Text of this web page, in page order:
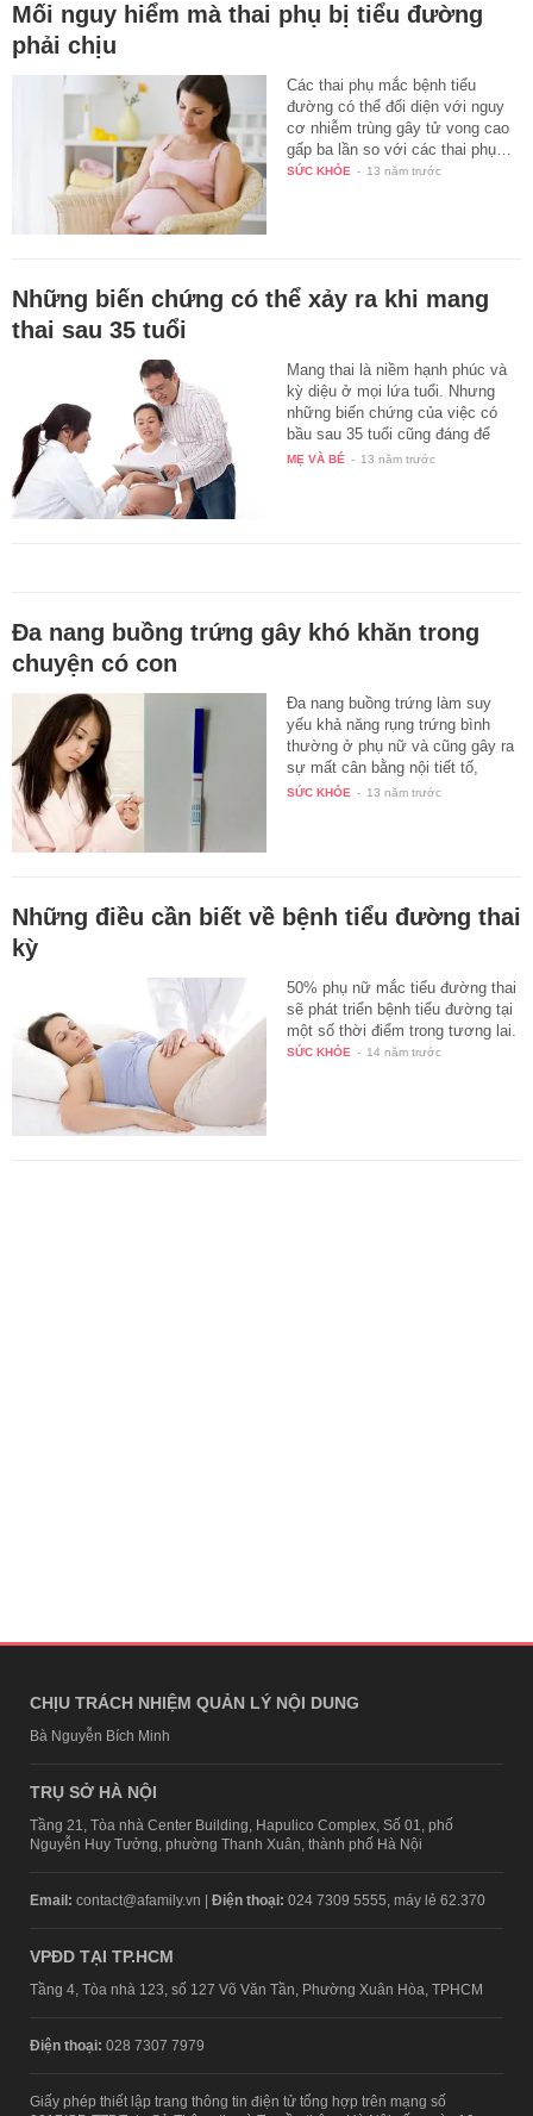
Mối nguy hiểm mà thai phụ bị tiểu đường
phải chịu
Các thai phụ mắc bệnh tiểu
đường có thể đối diện với nguy
cơ nhiễm trùng gây tử vong cao
gấp ba lần so với các thai phụ…
SỨC KHỎE - 13 năm trước
Những biến chứng có thể xảy ra khi mang
thai sau 35 tuổi
Mang thai là niềm hạnh phúc và
kỳ diệu ở mọi lứa tuổi. Nhưng
những biến chứng của việc có
bầu sau 35 tuổi cũng đáng để
các…
MẸ VÀ BÉ - 13 năm trước
Đa nang buồng trứng gây khó khăn trong
chuyện có con
Đa nang buồng trứng làm suy
yếu khả năng rụng trứng bình
thường ở phụ nữ và cũng gây ra
sự mất cân bằng nội tiết tố,
ảnh…
SỨC KHỎE - 13 năm trước
Những điều cần biết về bệnh tiểu đường thai
kỳ
50% phụ nữ mắc tiểu đường thai
sẽ phát triển bệnh tiểu đường tại
một số thời điểm trong tương lai.
SỨC KHỎE - 14 năm trước
CHỊU TRÁCH NHIỆM QUẢN LÝ NỘI DUNG
Bà Nguyễn Bích Minh
TRỤ SỞ HÀ NỘI
Tầng 21, Tòa nhà Center Building, Hapulico Complex, Số 01, phố
Nguyễn Huy Tưởng, phường Thanh Xuân, thành phố Hà Nội
Email: contact@afamily.vn | Điện thoại: 024 7309 5555, máy lẻ 62.370
VPĐD TẠI TP.HCM
Tầng 4, Tòa nhà 123, số 127 Võ Văn Tần, Phường Xuân Hòa, TPHCM
Điện thoại: 028 7307 7979
Giấy phép thiết lập trang thông tin điện tử tổng hợp trên mạng số